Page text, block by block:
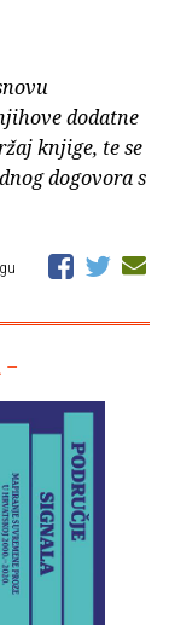
dodatne
knjige, te se
dogovora s
–